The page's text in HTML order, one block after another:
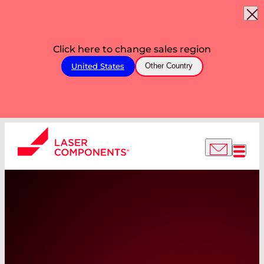
Click here to change sales region
United States Other Country